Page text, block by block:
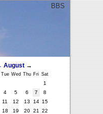
BBS
August→
Tue Wed Thu Fri Sat
1
4 5 6 7
8
11 12 13 14 15
18 19 20 21
22